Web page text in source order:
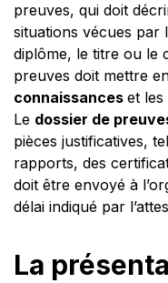
preuves, qui doit
situations vécues par
diplôme, le titre ou le
preuves doit mettre
connaissances et les
Le dossier de
pièces justificatives,
rapports, des
doit être envoyé à
délai indiqué par
La